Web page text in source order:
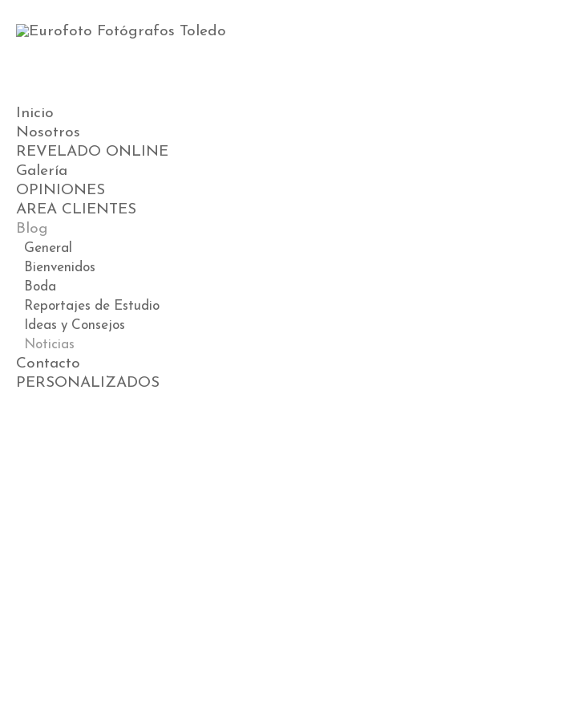
Inicio
Nosotros
REVELADO ONLINE
Galería
Videos
Preboda
Boda
Postboda
Comunión
Book
Premamá
ESTUDIO DE BEBÉS
OPINIONES
AREA CLIENTES
Blog
General
Bienvenidos
Boda
Reportajes de Estudio
Ideas y Consejos
Noticias
Contacto
PERSONALIZADOS